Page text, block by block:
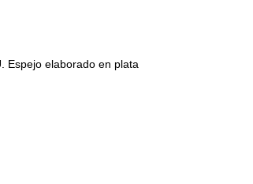
Espejo elaborado en plata